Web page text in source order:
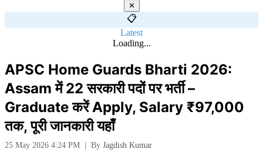
✕
📋
Latest
Loading...
APSC Home Guards Bharti 2026:
Assam में 22 सरकारी पदों पर भर्ती –
Graduate करें Apply, Salary ₹97,000
तक, पूरी जानकारी यहाँ
25 May 2026 4:24 PM | By Jagdish Kumar